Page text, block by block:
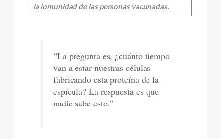
la inmunidad de las personas vacunadas.
“La pregunta es, ¿cuánto tiempo
van a estar nuestras células
fabricando esta proteína de la
espícula? La respuesta es que
nadie sabe esto.”